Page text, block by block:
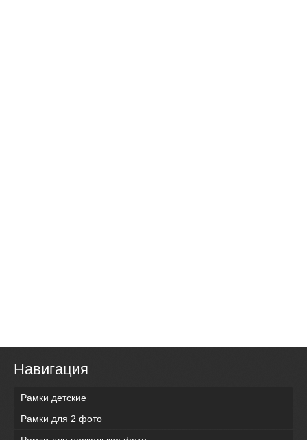
Навигация
Рамки детские
Рамки для 2 фото